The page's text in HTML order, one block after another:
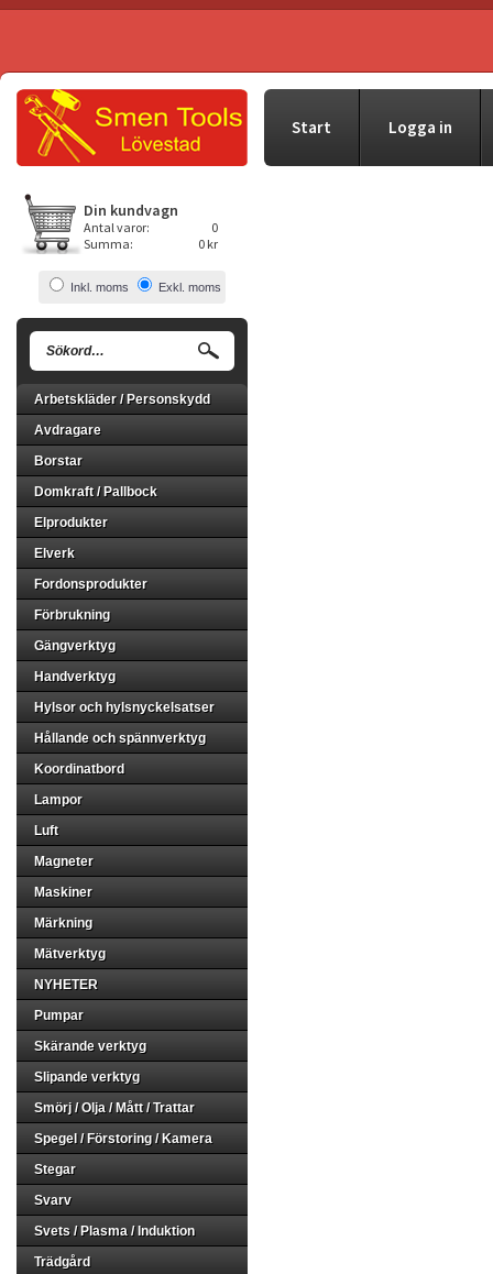
Start Logga in
Din kundvagn
Antal varor:
0
Summa:
0 kr
Inkl. moms Exkl. moms
Arbetskläder / Personskydd
Avdragare
Borstar
Domkraft / Pallbock
Elprodukter
Elverk
Fordonsprodukter
Förbrukning
Gängverktyg
Handverktyg
Hylsor och hylsnyckelsatser
Hållande och spännverktyg
Koordinatbord
Lampor
Luft
Magneter
Maskiner
Märkning
Mätverktyg
NYHETER
Pumpar
Skärande verktyg
Slipande verktyg
Smörj / Olja / Mått / Trattar
Spegel / Förstoring / Kamera
Stegar
Svarv
Svets / Plasma / Induktion
Trädgård